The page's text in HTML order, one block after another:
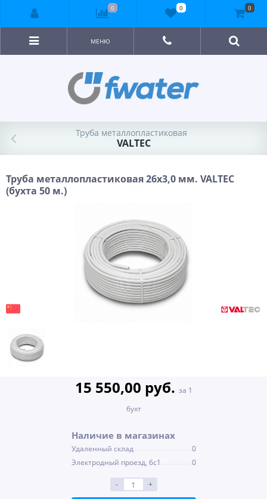
МЕНЮ
Труба металлопластиковая
VALTEC
Труба металлопластиковая 26х3,0 мм. VALTEC
(бухта 50 м.)
15 550,00 руб. за 1
бухт
Наличие в магазинах
Удаленный склад
0
Электродный проезд, 6с1
0
- +
0 0 0